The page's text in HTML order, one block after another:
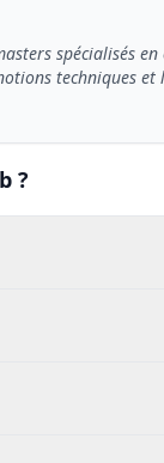
spécialisés en
techniques et
?